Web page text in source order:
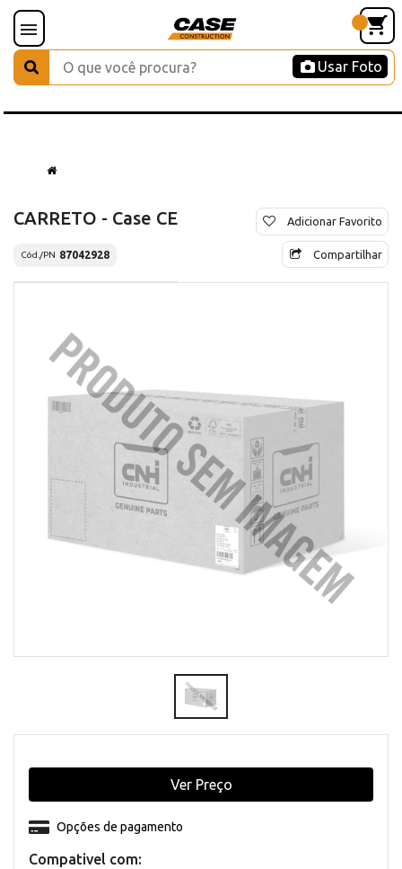
Usar Foto
CARRETO - Case CE
Cód./PN 87042928
Adicionar Favorito
Compartilhar
Compativel com:
Opções de pagamento
Ver Preço